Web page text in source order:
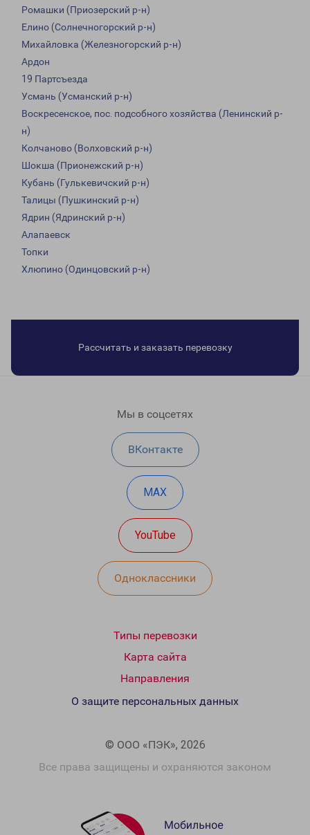
Ромашки (Приозерский р-н)
Елино (Солнечногорский р-н)
Михайловка (Железногорский р-н)
Ардон
19 Партсъезда
Усмань (Усманский р-н)
Воскресенское, пос. подсобного хозяйства (Ленинский р-
н)
Колчаново (Волховский р-н)
Шокша (Прионежский р-н)
Кубань (Гулькевичский р-н)
Талицы (Пушкинский р-н)
Ядрин (Ядринский р-н)
Алапаевск
Топки
Хлюпино (Одинцовский р-н)
Рассчитать и заказать перевозку
Мы в соцсетях
ВКонтакте
MAX
YouTube
Одноклассники
Типы перевозки
Карта сайта
Направления
© ООО «ПЭК», 2026
Все права защищены и охраняются законом
О защите персональных данных